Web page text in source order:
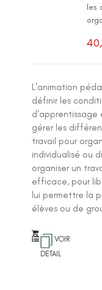
les
L'animation
définir les
d'apprentissage
gérer les
travail pour
individualisé ou
organiser un
efficace, pour
lui permettre la
élèves ou de
VOIR
DETAIL